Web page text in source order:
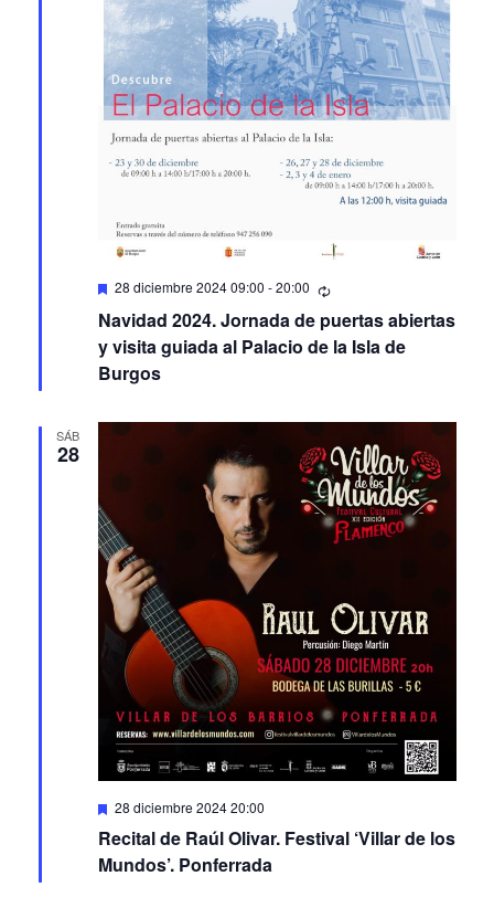
Featured
28 diciembre 2024 09:00 -20:00
Navidad 2024. Jornada de puertas abiertas
y visita guiada al Palacio de la Isla de
Burgos
SÁB
28
Featured
28 diciembre 2024 20:00
Recital de Raúl Olivar. Festival ‘Villar de los
Mundos’. Ponferrada